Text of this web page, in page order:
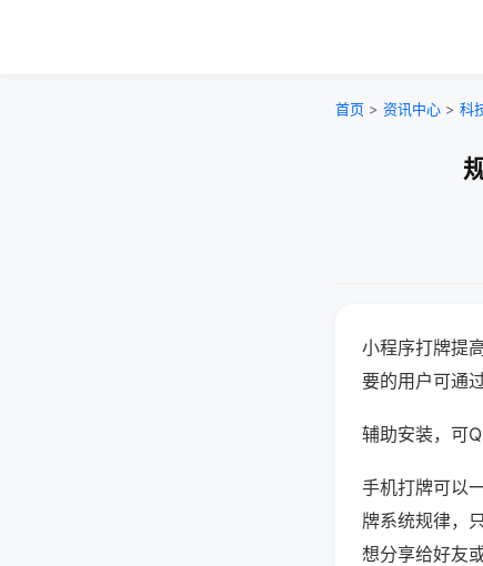
首页 > 资讯中心 > 科
小程序打牌提
要的用户可通
辅助安装，可
手机打牌可以
牌系统规律，
想分享给好友